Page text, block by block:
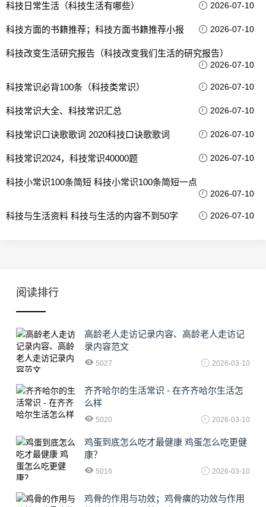
科技日常生活（科技生活有哪些） 2026-07-10
科技方面的书籍推荐；科技方面书籍推荐小报 2026-07-10
科技改变生活研究报告（科技改变我们生活的研究报告）
2026-07-10
科技常识必背100条（科技类常识） 2026-07-10
科技常识大全、科技常识汇总 2026-07-10
科技常识口诀歌歌词 2020科技口诀歌歌词 2026-07-10
科技常识2024，科技常识40000题 2026-07-10
科技小常识100条简短 科技小常识100条简短一点
2026-07-10
科技与生活资料 科技与生活的内容不到50字 2026-07-10
阅读排行
高龄老人走访记录内容、高龄老人走访记
录内容范文
5027 2026-03-10
齐齐哈尔的生活常识 - 在齐齐哈尔生活怎
么样
5020 2026-03-10
鸡蛋到底怎么吃才最健康 鸡蛋怎么吃更健
康？
5016 2026-03-10
鸡骨的作用与功效；鸡骨癀的功效与作用